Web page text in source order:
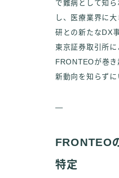
で難病として知
し、医療業界に
研との新たなDX
東京証券取引所
FRONTEOが巻
新動向を知らずに
—
FRONTEO
特定